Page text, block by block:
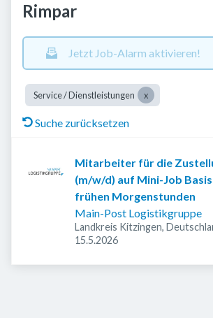
Rimpar
Jetzt Job-Alarm aktivieren!
Service / Dienstleistungen
Suche zurücksetzen
Mitarbeiter für die
(m/w/d) auf Mini-Job Basis
frühen Morgenstunden
Main-Post Logistikgruppe
Landkreis Kitzingen,
Veröffentlicht
15.5.2026